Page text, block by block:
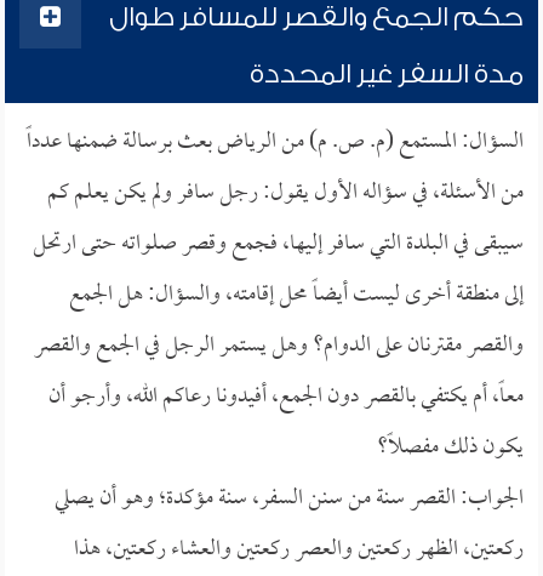
حكم الجمع والقصر للمسافر طوال
مدة السفر غير المحددة
السؤال: المستمع (م. ص. م) من الرياض بعث برسالة ضمنها عدداً
من الأسئلة، في سؤاله الأول يقول: رجل سافر ولم يكن يعلم كم
سيبقى في البلدة التي سافر إليها، فجمع وقصر صلواته حتى ارتحل
إلى منطقة أخرى ليست أيضاً محل إقامته، والسؤال: هل الجمع
والقصر مقترنان على الدوام؟ وهل يستمر الرجل في الجمع والقصر
معاً، أم يكتفي بالقصر دون الجمع، أفيدونا رعاكم الله، وأرجو أن
يكون ذلك مفصلاً؟
الجواب: القصر سنة من سنن السفر، سنة مؤكدة؛ وهو أن يصلي
ركعتين، الظهر ركعتين والعصر ركعتين والعشاء ركعتين، هذا